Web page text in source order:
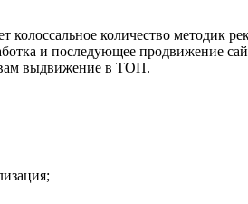
количество методик
и последующее продвижение
вам выдвижение в ТОП.